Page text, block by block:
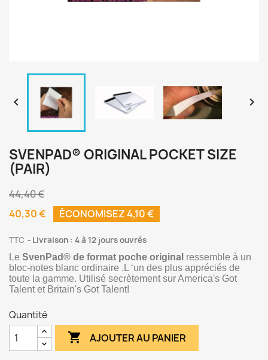
 
SVENPAD® ORIGINAL POCKET SIZE
(PAIR)
44,40 €
40,30 €
ÉCONOMISEZ 4,10 €
TTC Livraison : 4 à 12 jours ouvrés
Le SvenPad® de format poche original ressemble à un
bloc-notes blanc ordinaire .L ‘un des plus appréciés de
toute la gamme. Utilisé secrètement sur America's Got
Talent et Britain's Got Talent!
Quantité
 AJOUTER AU PANIER